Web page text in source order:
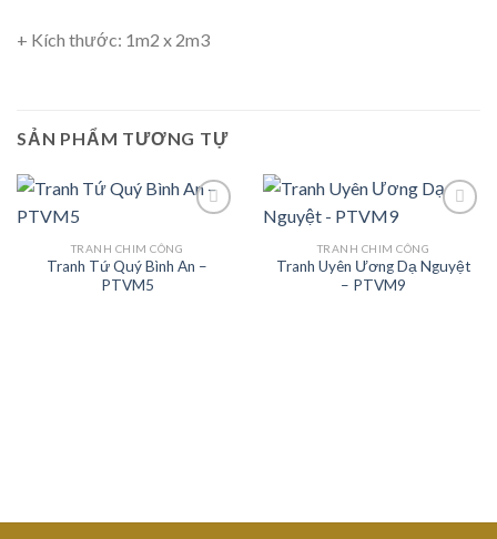
+ Kích thước: 1m2 x 2m3
SẢN PHẨM TƯƠNG TỰ
Add to
TRANH CHIM CÔNG
Tranh Tứ Quý Bình An –
PTVM5
Add to
TRANH CHIM CÔNG
Tranh Uyên Ương Dạ Nguyệt
– PTVM9